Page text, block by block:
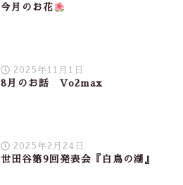
今月のお花
2025年11月1日
8月のお話 Vo2max
2025年2月24日
世田谷第9回発表会『白鳥の湖』